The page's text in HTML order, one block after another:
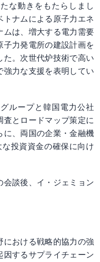
な動きをもたらしまし
トナムによる原子力エネ
ムは、増大する電力需要
子力発電所の建設計画を
た。次世代炉技術で高い
力な支援を表明してい
ループと韓国電力公社
とロードマップ策定に
に、両国の企業・金融機
投資資金の確保に向け
会談後、イ・ジェミョン
における戦略的協力の強
するサプライチェーン